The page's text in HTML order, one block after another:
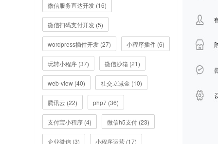
微信服务直达开发 (16)
微信扫码支付开发 (5)
wordpress插件开发 (27) 小程序插件 (6)
玩转小程序 (37) 微信沙箱 (21)
web-view (40) 社交立减金 (10)
腾讯云 (22) php7 (36)
支付宝小程序 (4) 微信h5支付 (23)
企业微信 (3) 小程序运营 (17)